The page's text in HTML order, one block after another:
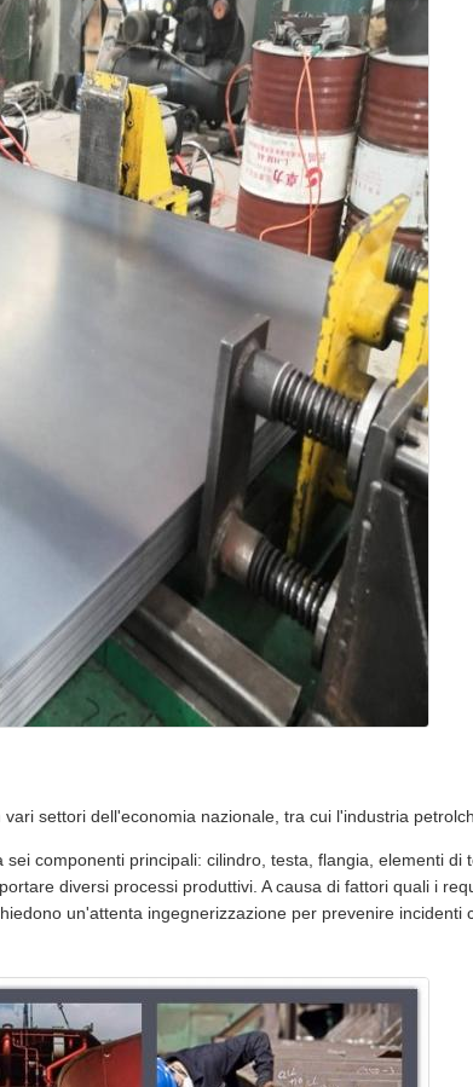
settori dell'economia nazionale, tra cui l'industria
componenti principali: cilindro, testa, flangia, elementi
diversi processi produttivi. A causa di fattori quali i
un'attenta ingegnerizzazione per prevenire